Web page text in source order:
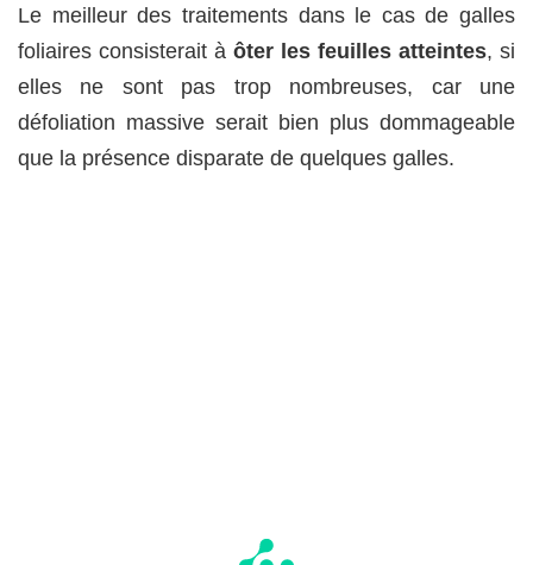
Le meilleur des traitements dans le cas de galles
foliaires consisterait à ôter les feuilles atteintes, si
elles ne sont pas trop nombreuses, car une
défoliation massive serait bien plus dommageable
que la présence disparate de quelques galles.